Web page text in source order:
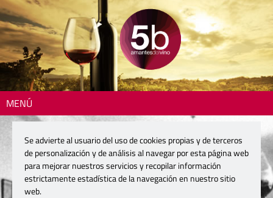
MENÚ
Se advierte al usuario del uso de cookies propias y de terceros
de personalización y de análisis al navegar por esta página web
para mejorar nuestros servicios y recopilar información
estrictamente estadística de la navegación en nuestro sitio
web.